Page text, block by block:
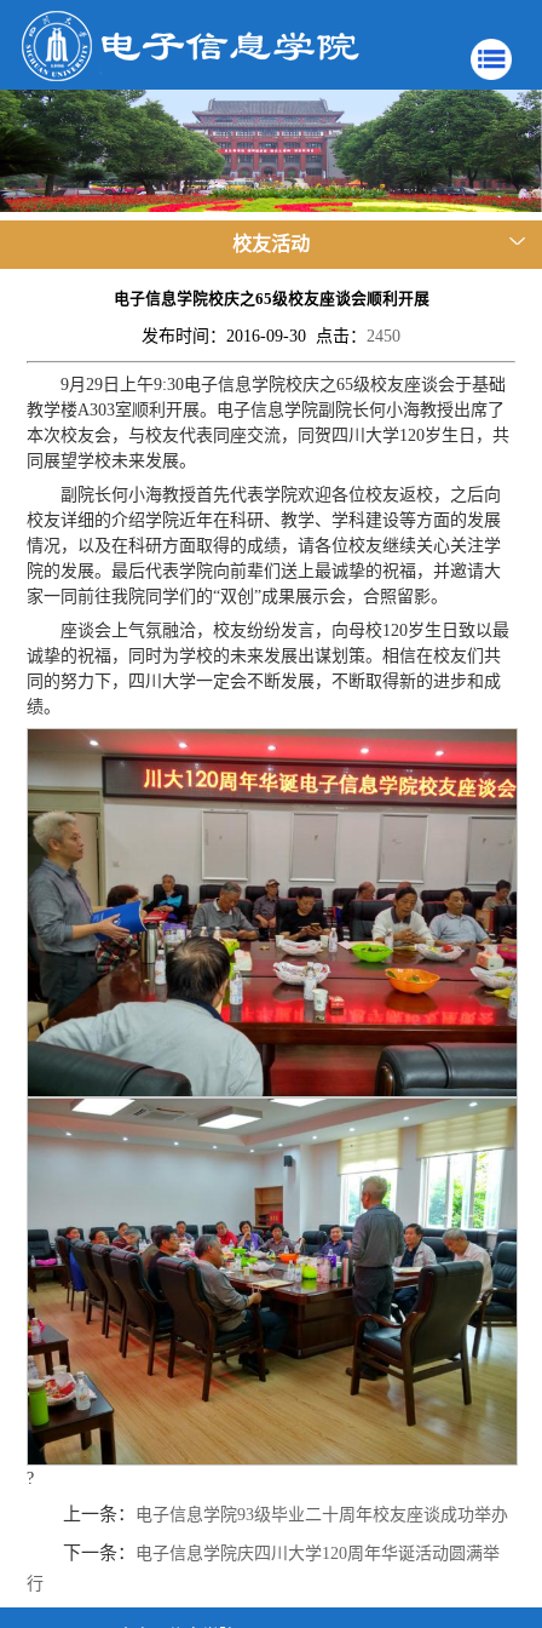
校友活动
电子信息学院校庆之65级校友座谈会顺利开展
发布时间：2016-09-30 点击： 2450
9月29日上午9:30电子信息学院校庆之65级校友座谈会于基础
教学楼A303室顺利开展。电子信息学院副院长何小海教授出席了
本次校友会，与校友代表同座交流，同贺四川大学120岁生日，共
同展望学校未来发展。
副院长何小海教授首先代表学院欢迎各位校友返校，之后向
校友详细的介绍学院近年在科研、教学、学科建设等方面的发展
情况，以及在科研方面取得的成绩，请各位校友继续关心关注学
院的发展。最后代表学院向前辈们送上最诚挚的祝福，并邀请大
家一同前往我院同学们的“双创”成果展示会，合照留影。
座谈会上气氛融洽，校友纷纷发言，向母校120岁生日致以最
诚挚的祝福，同时为学校的未来发展出谋划策。相信在校友们共
同的努力下，四川大学一定会不断发展，不断取得新的进步和成
绩。
?
上一条： 电子信息学院93级毕业二十周年校友座谈成功举办
下一条：
电子信息学院庆四川大学120周年华诞活动圆满举
行